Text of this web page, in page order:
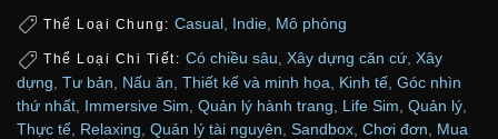
Thể Loại Chung: Casual Indie Mô phỏng
Thể Loại Chi Tiết: Có chiều sâu, Xây dựng căn cứ, Xây
dựng Tư bản Nấu ăn Thiết kế và minh họa Kinh tế Góc nhìn
thứ nhất Immersive Sim Quản lý hành trang Life Sim Quản lý
Thực tế Relaxing Quản lý tài nguyên Sandbox Chơi đơn
Mua